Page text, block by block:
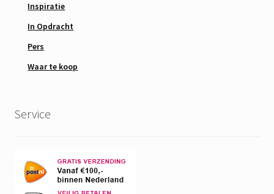
Inspiratie
In Opdracht
Pers
Waar te koop
Service